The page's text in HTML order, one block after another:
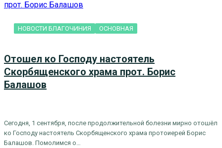
НОВОСТИ БЛАГОЧИНИЯ ОСНОВНАЯ
Отошел ко Господу настоятель
Скорбященского храма прот. Борис
Балашов
Сегодня, 1 сентября, после продолжительной болезни мирно отошёл
ко Господу настоятель Скорбященского храма протоиерей Борис
Балашов. Помолимся о…